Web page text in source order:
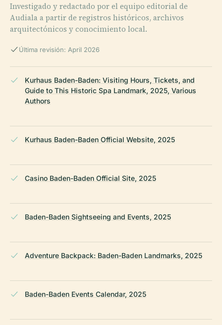
Investigado y redactado por el equipo editorial de
Audiala a partir de registros históricos, archivos
arquitectónicos y conocimiento local.
Última revisión: April 2026
Kurhaus Baden-Baden: Visiting Hours, Tickets, and
Guide to This Historic Spa Landmark, 2025, Various
Authors
Kurhaus Baden-Baden Official Website, 2025
Casino Baden-Baden Official Site, 2025
Baden-Baden Sightseeing and Events, 2025
Adventure Backpack: Baden-Baden Landmarks, 2025
Baden-Baden Events Calendar, 2025